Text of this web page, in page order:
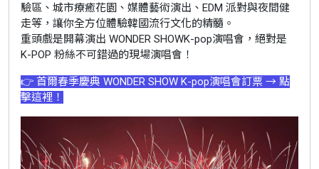
驗區、城市療癒花園、媒體藝術演出、EDM 派對與夜間健
走等，讓你全方位體驗韓國流行文化的精髓。
重頭戲是開幕演出 WONDER SHOWK-pop演唱會，絕對是
K-POP 粉絲不可錯過的現場演唱會！
👉 首爾春季慶典 WONDER SHOW K-pop演唱會訂票 → 點
擊這裡！